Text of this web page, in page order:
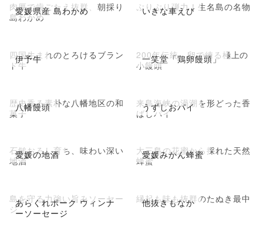
愛媛県産 島わかめ
肉厚で歯ごたえ抜群、朝採り
島わかめ
いきな車えび
ぷりぷり弾力！生名島の名物
伊予牛
四国生まれのとろけるブラン
ド牛
一笑堂「鶏卵饅頭」
200年伝統、卵で練る極上の
小饅頭
八幡饅頭
歴史香る素朴な八幡地区の和
菓子
うずしおパイ
来島海峡の渦潮を形どった香
ばしパイ
愛媛の地酒
石鎚おろし育ち、味わい深い
地酒
愛媛みかん蜂蜜
大三島の花蜜から採れた天然
蜂蜜
あらくれポーク ウィンナ
ーソーセージ
島を守る力強い旨みソーセー
ジ
他抜きもなか
縁起も味も抜群のたぬき最中